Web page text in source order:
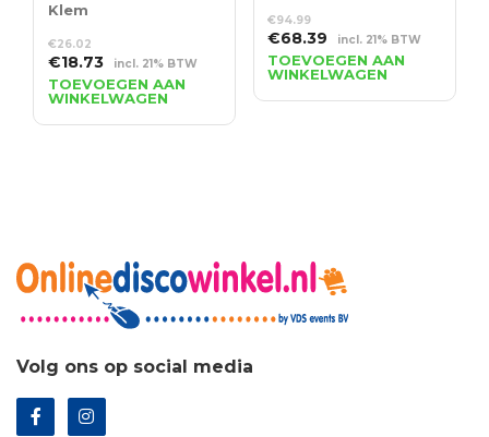
Klem
€26.02
Oorspronkelijke
prijs
was:
€26.02.
€18.73Huidige
prijs
is:
€18.73.
incl. 21% BTW
TOEVOEGEN AAN
WINKELWAGEN
€94.99
Oorspronkelijke
prijs
was:
€94.99.
€68.39 Huidige
prijs
is:
€68.39.
incl. 21% BTW
TOEVOEGEN AAN
WINKELWAGEN
Volg ons op social media